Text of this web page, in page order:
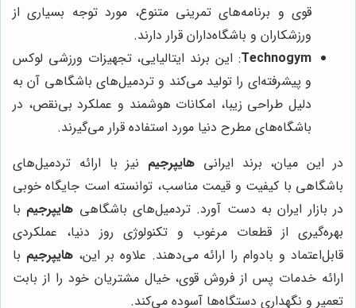
قوی و برنامه‌های تمرینی متنوع، مورد توجه بسیاری از
ورزشکاران و باشگاه‌داران قرار دارند.
Technogym: این برند ایتالیایی، تجهیزات ورزشی لوکس
و پیشرفته‌ای را تولید می‌کند و تردمیل‌های باشگاهی آن به
دلیل طراحی زیبا، امکانات هوشمند و عملکرد بی‌نقص، در
باشگاه‌های مطرح دنیا مورد استفاده قرار می‌گیرند.
در این میان، برند ایرانی هایپرجیم نیز با ارائه تردمیل‌های
باشگاهی با کیفیت و قیمت مناسب، توانسته است جایگاه خوبی
در بازار ایران به دست آورد. تردمیل‌های باشگاهی هایپرجیم با
بهره‌گیری از قطعات مرغوب و تکنولوژی روز دنیا، عملکردی
قابل‌اعتماد و بادوام را ارائه می‌دهند. علاوه بر این،هایپرجیم با
ارائه خدمات پس از فروش قوی، خیال مشتریان خود را از بابت
تعمیر و نگهداری دستگاه‌ها آسوده می‌کند.